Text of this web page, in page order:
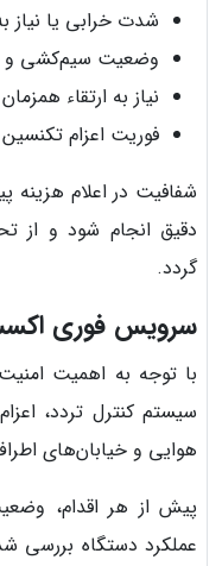
شدت خرابی یا نیاز
وضعیت سیم‌کشی و
نیاز به ارتقاء
فوریت اعزام تکنسین
شفافیت در اعلام
دقیق انجام شود و از
گردد.
سرویس فوری
با توجه به اهمیت
سیستم کنترل تردد،
هوایی و خیابان‌های
پیش از هر اقدام،
عملکرد دستگاه بررسی